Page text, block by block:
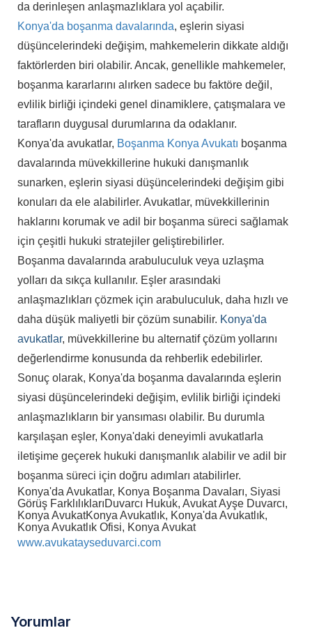
da derinleşen anlaşmazlıklara yol açabilir.
Konya'da boşanma davalarında, eşlerin siyasi
düşüncelerindeki değişim, mahkemelerin dikkate aldığı
faktörlerden biri olabilir. Ancak, genellikle mahkemeler,
boşanma kararlarını alırken sadece bu faktöre değil,
evlilik birliği içindeki genel dinamiklere, çatışmalara ve
tarafların duygusal durumlarına da odaklanır.
Konya'da avukatlar, Boşanma Konya Avukatı boşanma
davalarında müvekkillerine hukuki danışmanlık
sunarken, eşlerin siyasi düşüncelerindeki değişim gibi
konuları da ele alabilirler. Avukatlar, müvekkillerinin
haklarını korumak ve adil bir boşanma süreci sağlamak
için çeşitli hukuki stratejiler geliştirebilirler.
Boşanma davalarında arabuluculuk veya uzlaşma
yolları da sıkça kullanılır. Eşler arasındaki
anlaşmazlıkları çözmek için arabuluculuk, daha hızlı ve
daha düşük maliyetli bir çözüm sunabilir. Konya'da
avukatlar, müvekkillerine bu alternatif çözüm yollarını
değerlendirme konusunda da rehberlik edebilirler.
Sonuç olarak, Konya'da boşanma davalarında eşlerin
siyasi düşüncelerindeki değişim, evlilik birliği içindeki
anlaşmazlıkların bir yansıması olabilir. Bu durumla
karşılaşan eşler, Konya'daki deneyimli avukatlarla
iletişime geçerek hukuki danışmanlık alabilir ve adil bir
boşanma süreci için doğru adımları atabilirler.
Konya'da Avukatlar, Konya Boşanma Davaları, Siyasi
Görüş FarklılıklarıDuvarcı Hukuk, Avukat Ayşe Duvarcı,
Konya AvukatKonya Avukatlık, Konya'da Avukatlık,
Konya Avukatlık Ofisi, Konya Avukat
www.avukatayseduvarci.com
Yorumlar